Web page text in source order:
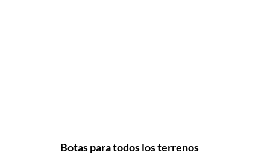
Botas para todos los terrenos